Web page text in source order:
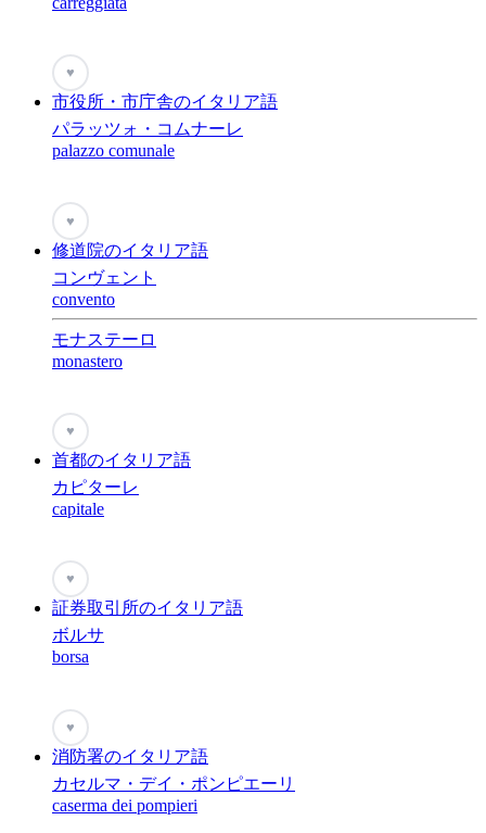
♥
市役所・市庁舎のイタリア語
パラッツォ・コムナーレ
palazzo comunale
♥
修道院のイタリア語
コンヴェント
convento
モナステーロ
monastero
♥
首都のイタリア語
カピターレ
capitale
♥
証券取引所のイタリア語
ボルサ
borsa
♥
消防署のイタリア語
カセルマ・デイ・ポンピエーリ
caserma dei pompieri